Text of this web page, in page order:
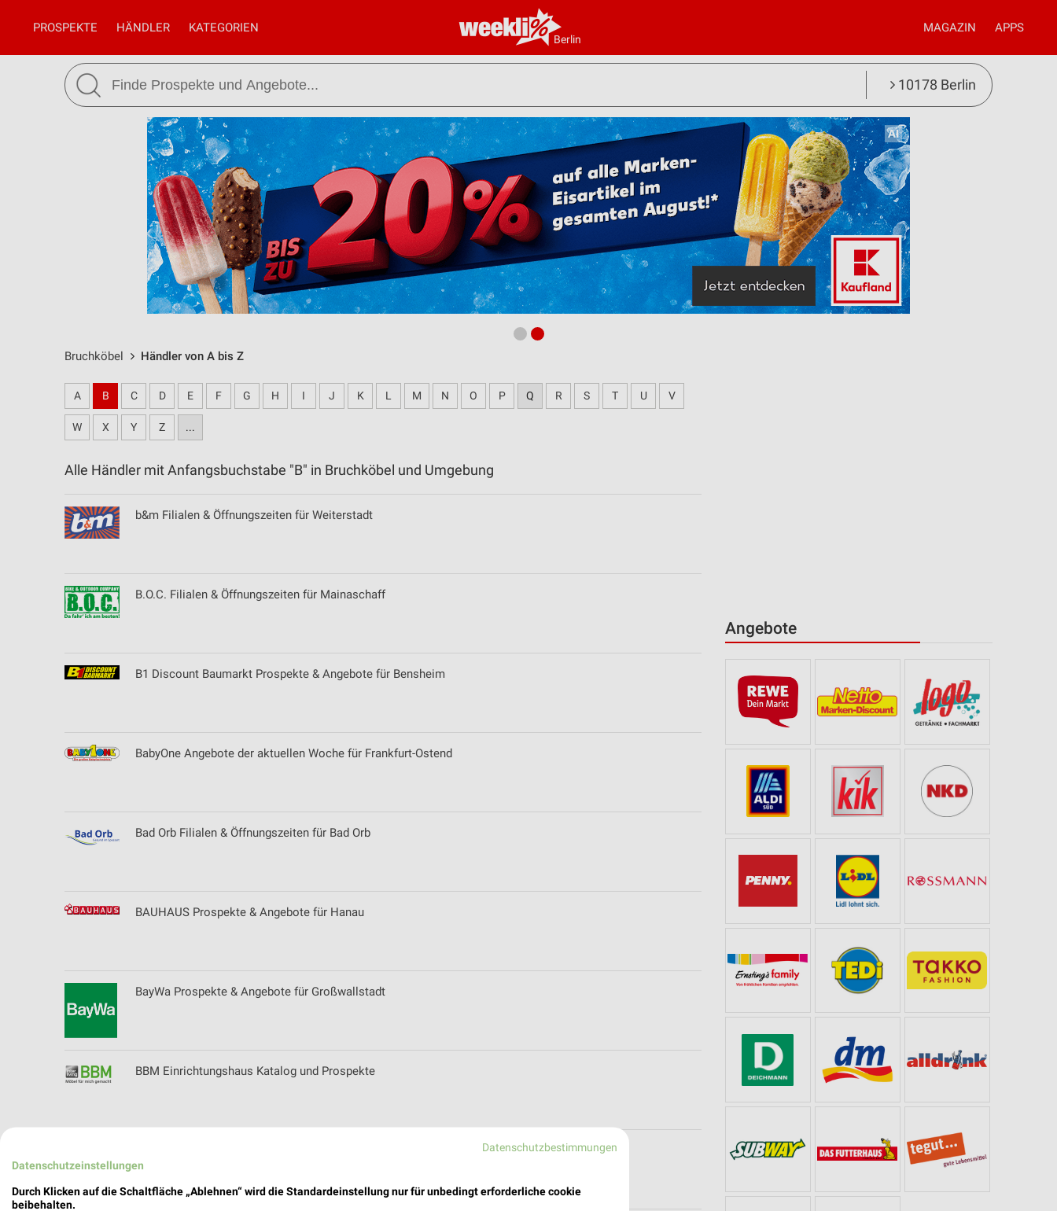
Berlin
PROSPEKTE HÄNDLER KATEGORIEN MAGAZIN APPS
10178 Berlin
Bruchköbel Händler von A bis Z
Angebote
A B C D E F G H I J K L M N O P Q R S T U V
W X Y Z ...
Alle Händler mit Anfangsbuchstabe "B" in Bruchköbel und Umgebung
b&m Filialen & Öffnungszeiten für Weiterstadt
B.O.C. Filialen & Öffnungszeiten für Mainaschaff
B1 Discount Baumarkt Prospekte & Angebote für Bensheim
BabyOne Angebote der aktuellen Woche für Frankfurt-Ostend
Bad Orb Filialen & Öffnungszeiten für Bad Orb
BAUHAUS Prospekte & Angebote für Hanau
BayWa Prospekte & Angebote für Großwallstadt
BBM Einrichtungshaus Katalog und Prospekte
Datenschutzbestimmungen
Datenschutzeinstellungen
Durch Klicken auf die Schaltfläche „Ablehnen“ wird die Standardeinstellung nur für unbedingt erforderliche cookie
beibehalten.